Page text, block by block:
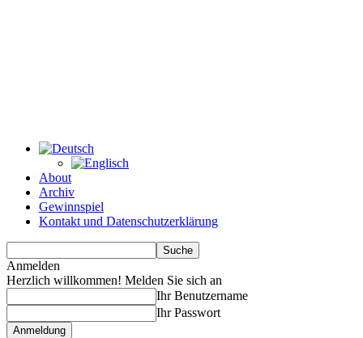
About
Archiv
Gewinnspiel
Kontakt und Datenschutzerklärung
Anmelden
Herzlich willkommen! Melden Sie sich an
Ihr Benutzername
Ihr Passwort